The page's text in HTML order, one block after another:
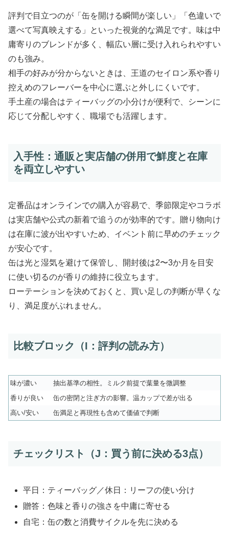
評判で目立つのが「缶を開ける瞬間が楽しい」「色違いで
選べて写真映えする」といった視覚的な満足です。味は中
庸寄りのブレンドが多く、幅広い層に受け入れられやすい
のも強み。
相手の好みが分からないときは、王道のセイロン系や香り
控えめのフレーバーを中心に選ぶと外しにくいです。
手土産の場合はティーバッグの小分けが便利で、シーンに
応じて分配しやすく、職場でも活躍します。
入手性：通販と実店舗の併用で鮮度と在庫
を両立しやすい
定番品はオンラインでの購入が容易で、季節限定やコラボ
は実店舗や公式の新着で追うのが効率的です。贈り物向け
は在庫に波が出やすいため、イベント前に早めのチェック
が安心です。
缶は光と湿気を避けて保管し、開封後は2〜3か月を目安
に使い切るのが香りの維持に役立ちます。
ローテーションを決めておくと、買い足しの判断が早くな
り、満足度がぶれません。
比較ブロック（I：評判の読み方）
味が濃い
抽出基準の相性。ミルク前提で葉量を微調整
香りが良い
缶の密閉と注ぎ方の影響。温カップで差が出る
高い/安い
缶満足と再現性も含めて価値で判断
チェックリスト（J：買う前に決める3点）
平日：ティーバッグ／休日：リーフの使い分け
贈答：色味と香りの強さを中庸に寄せる
自宅：缶の数と消費サイクルを先に決める